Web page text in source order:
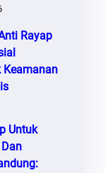
Rayap
Keamanan
Untuk